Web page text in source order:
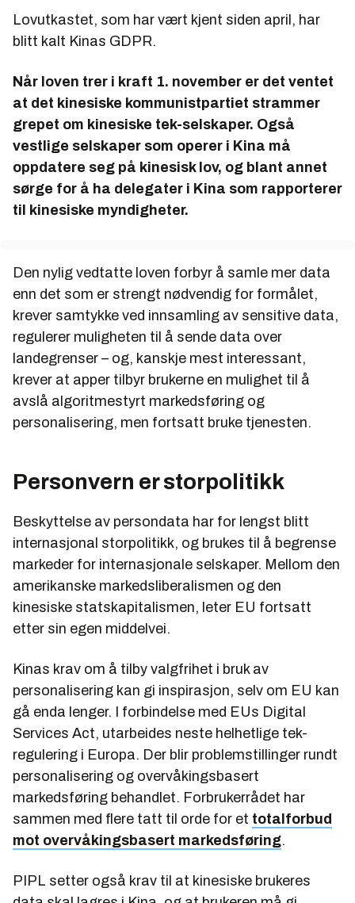
Lovutkastet, som har vært kjent siden april, har
blitt kalt Kinas GDPR.
Når loven trer i kraft 1. november er det ventet
at det kinesiske kommunistpartiet strammer
grepet om kinesiske tek-selskaper. Også
vestlige selskaper som operer i Kina må
oppdatere seg på kinesisk lov, og blant annet
sørge for å ha delegater i Kina som rapporterer
til kinesiske myndigheter.
Den nylig vedtatte loven forbyr å samle mer data
enn det som er strengt nødvendig for formålet,
krever samtykke ved innsamling av sensitive data,
regulerer muligheten til å sende data over
landegrenser – og, kanskje mest interessant,
krever at apper tilbyr brukerne en mulighet til å
avslå algoritmestyrt markedsføring og
personalisering, men fortsatt bruke tjenesten.
Personvern er storpolitikk
Beskyttelse av persondata har for lengst blitt
internasjonal storpolitikk, og brukes til å begrense
markeder for internasjonale selskaper. Mellom den
amerikanske markedsliberalismen og den
kinesiske statskapitalismen, leter EU fortsatt
etter sin egen middelvei.
Kinas krav om å tilby valgfrihet i bruk av
personalisering kan gi inspirasjon, selv om EU kan
gå enda lenger. I forbindelse med EUs Digital
Services Act, utarbeides neste helhetlige tek-
regulering i Europa. Der blir problemstillinger rundt
personalisering og overvåkingsbasert
markedsføring behandlet. Forbrukerrådet har
sammen med flere tatt til orde for et totalforbud
mot overvåkingsbasert markedsføring.
PIPL setter også krav til at kinesiske brukeres